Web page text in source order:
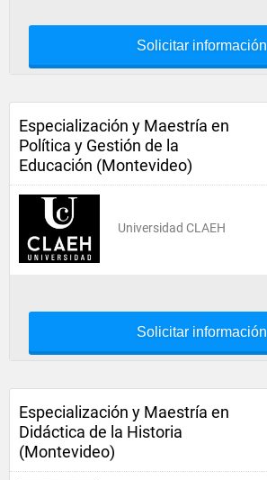
Solicitar información
Especialización y Maestría en
Política y Gestión de la
Educación (Montevideo)
Universidad CLAEH
Solicitar información
Especialización y Maestría en
Didáctica de la Historia
(Montevideo)